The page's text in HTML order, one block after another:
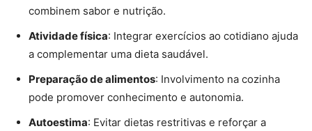
combinem sabor e nutrição.
Atividade física: Integrar exercícios ao cotidiano ajuda
a complementar uma dieta saudável.
Preparação de alimentos: Involvimento na cozinha
pode promover conhecimento e autonomia.
Autoestima: Evitar dietas restritivas e reforçar a